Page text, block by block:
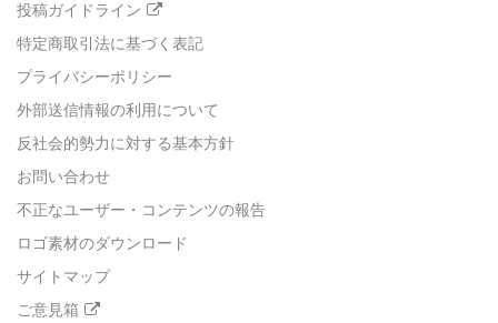
投稿ガイドライン
特定商取引法に基づく表記
プライバシーポリシー
外部送信情報の利用について
反社会的勢力に対する基本方針
お問い合わせ
不正なユーザー・コンテンツの報告
ロゴ素材のダウンロード
サイトマップ
ご意見箱